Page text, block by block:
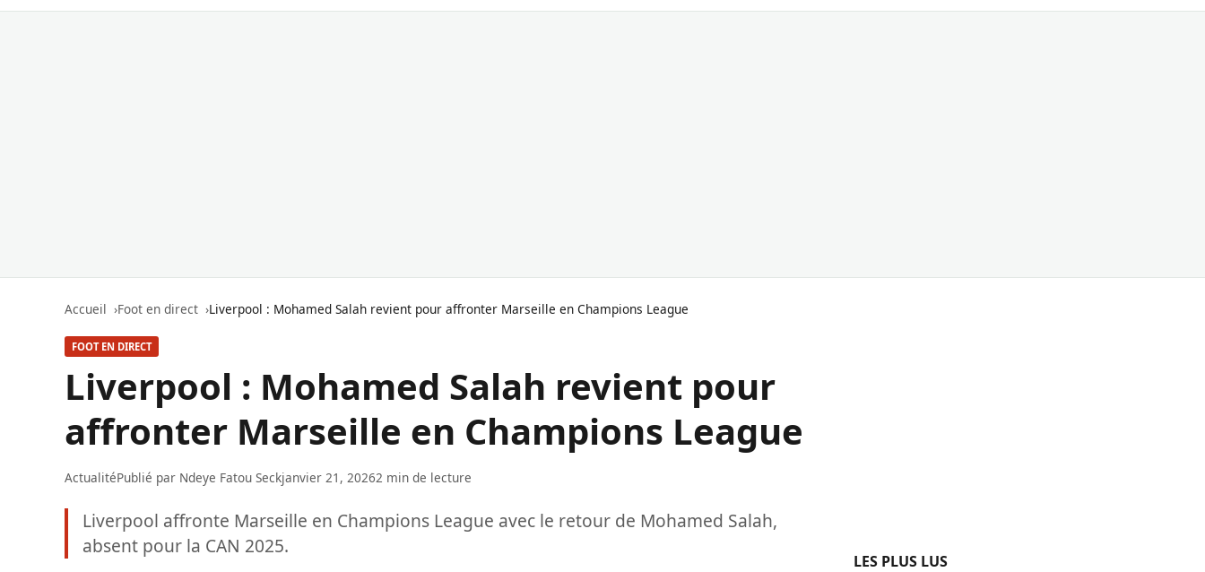
Accueil Foot en direct Liverpool : Mohamed Salah revient pour affronter Marseille en Champions League
FOOT EN DIRECT
Liverpool : Mohamed Salah revient pour
affronter Marseille en Champions League
ActualitéPublié par Ndeye Fatou Seckjanvier 21, 20262 min de lecture
Liverpool affronte Marseille en Champions League avec le retour de Mohamed Salah,
absent pour la CAN 2025.
LES PLUS LUS